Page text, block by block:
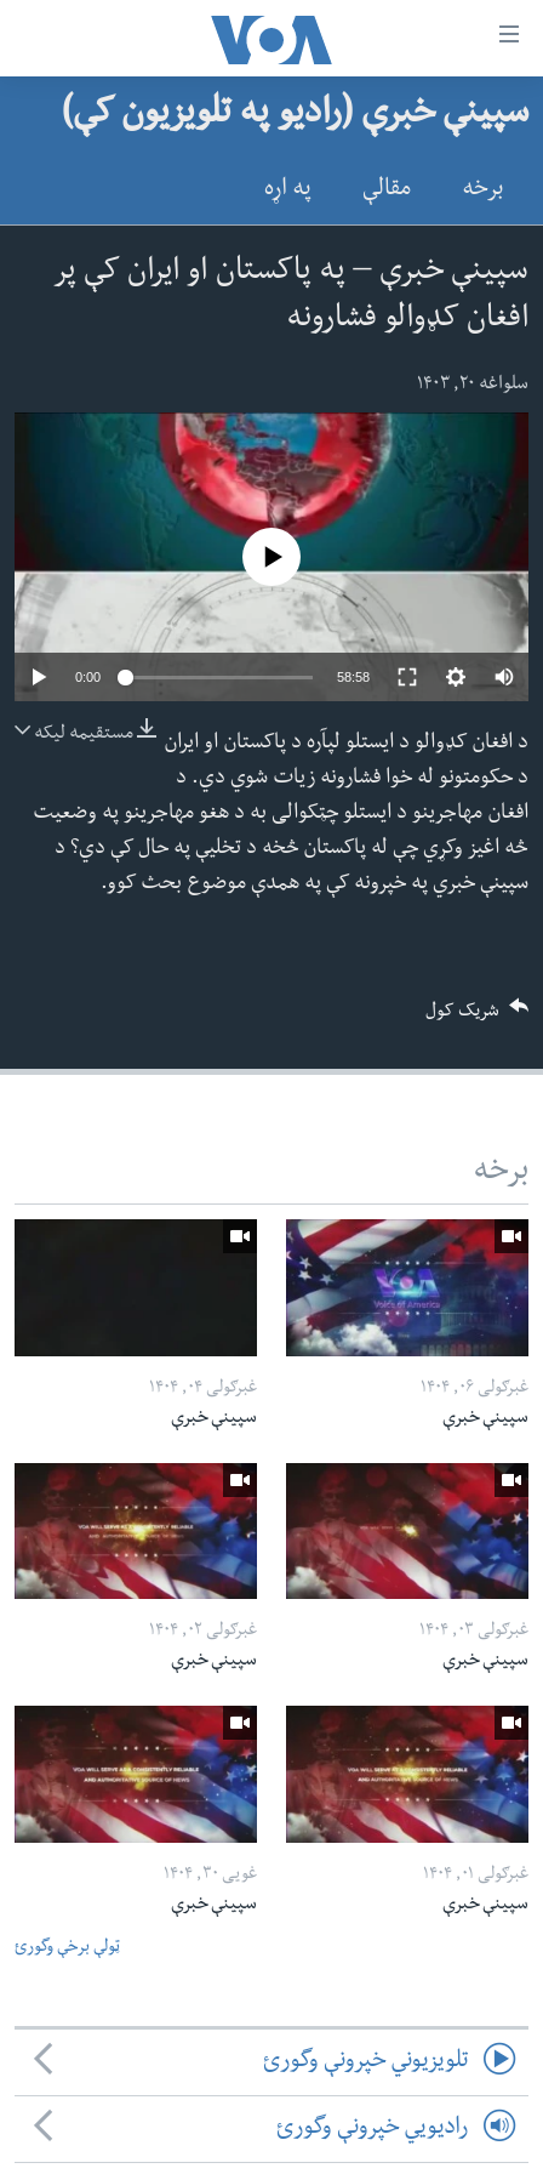
لاس
رسي
اتصالات
شئ
شئ
لټون
ځای
شئ
کورپاڼه
افغانستان
سیمه
امریکا
نړۍ
ځوانان
د بیان ازادي
روغتیا
سرمقاله
له مونږ سره په تماس کې پاتې شئ
ژبې
سپینې خبرې (رادیو په تلویزیون کې)
برخه مقالې په اړه
سپینې خبرې – په پاکستان او ایران کې پر
افغان کډوالو فشارونه
سلواغه ۲۰, ۱۴۰۳
Auto
240p
360p
480p
No media source currently available
0:00 58:58
360p
1080p
مستقیمه لیکه
د افغان کډوالو د ایستلو لپآره د پاکستان او ایران
د حکومتونو له خوا فشارونه زیات شوي دي. د
افغان مهاجرینو د ایستلو چټکوالی به د هغو مهاجرینو په وضعیت
څه اغیز وکړي چې له پاکستان څخه د تخلیې په حال کې دي؟ د
سپینې خبري په خپرونه کې په همدې موضوع بحث کوو.
شریک کول
برخه
غبرګولی ۰۶, ۱۴۰۴
سپینې خبرې
غبرګولی ۰۴, ۱۴۰۴
سپینې خبرې
غبرګولی ۰۳, ۱۴۰۴
سپینې خبرې
غبرګولی ۰۲, ۱۴۰۴
سپینې خبرې
غبرګولی ۰۱, ۱۴۰۴
سپینې خبرې
غویی ۳۰, ۱۴۰۴
سپینې خبرې
ټولې برخې وگورئ
تلویزیوني خپرونې وگورئ
رادیویي خپرونې وگورئ